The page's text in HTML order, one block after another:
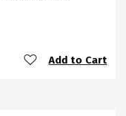
Add to Cart